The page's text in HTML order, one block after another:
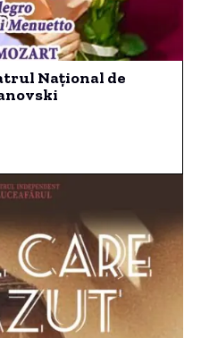
Național de